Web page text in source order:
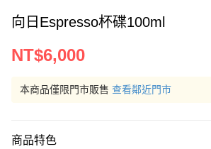
向日Espresso杯碟100ml
NT$6,000
本商品僅限門市販售 查看鄰近門市
商品特色